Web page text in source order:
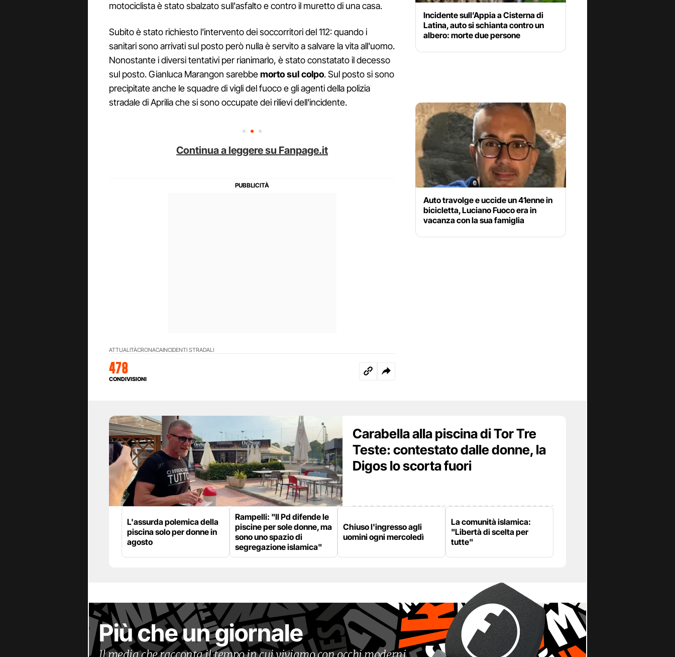
motociclista è stato sbalzato sull'asfalto e contro il muretto di una casa.
Subito è stato richiesto l'intervento dei soccorritori del 112: quando i
sanitari sono arrivati sul posto però nulla è servito a salvare la vita all'uomo.
Nonostante i diversi tentativi per rianimarlo, è stato constatato il decesso
sul posto. Gianluca Marangon sarebbemorto sul colpo. Sul posto si sono
precipitate anche le squadre di vigli del fuoco e gli agenti della polizia
stradale di Aprilia che si sono occupate dei rilievi dell'incidente.
Continua a leggere su Fanpage.it
ATTUALITÀCRONACAINCIDENTI STRADALI
478
CONDIVISIONI
Incidente sull’Appia a Cisterna di
Latina, auto si schianta contro un
albero: morte due persone
Auto travolge e uccide un 41enne in
bicicletta, Luciano Fuoco era in
vacanza con la sua famiglia
Carabella alla piscina di Tor Tre
Teste: contestato dalle donne, la
Digos lo scorta fuori
L'assurda polemica della
piscina solo per donne in
agosto
Rampelli: "Il Pd difende le
piscine per sole donne, ma
sono uno spazio di
segregazione islamica"
Chiuso l'ingresso agli
uomini ogni mercoledì
La comunità islamica:
"Libertà di scelta per
tutte"
Più che un giornale